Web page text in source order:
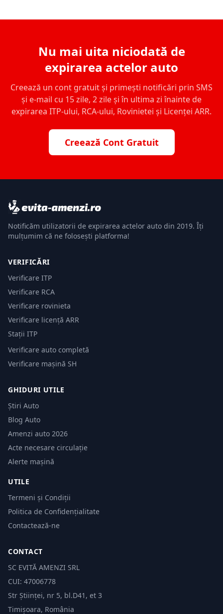
Nu mai uita niciodată de
expirarea actelor auto
Creează un cont gratuit și primești notificări prin SMS
și e-mail cu 15 zile, 2 zile și în ultima zi înainte de
expirarea ITP-ului, RCA-ului, Rovinietei și Licenței ARR.
Creează Cont Gratuit
Notificăm utilizatorii de expirarea actelor auto din 2019. Îți
mulțumim că ne folosești platforma!
VERIFICĂRI
Verificare ITP
Verificare RCA
Verificare rovinieta
Verificare licență ARR
Stații ITP
Verificare auto completă
Verificare mașină SH
GHIDURI UTILE
Știri Auto
Blog Auto
Amenzi auto 2026
Acte necesare circulație
Alerte mașină
UTILE
Termeni și Condiții
Politica de Confidențialitate
Contactează-ne
CONTACT
SC EVITĂ AMENZI SRL
CUI: 47006778
Str Științei, nr 5, bl.D41, et 3
Timișoara, România